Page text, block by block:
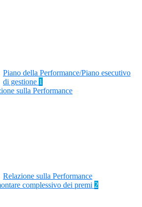
Piano della Performance/Piano esecutivo
di gestione 1
sulla Performance
Relazione sulla Performance
complessivo dei premi 2